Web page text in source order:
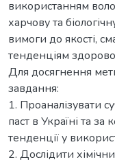
використанням
харчову та
вимоги до якості,
тенденціям
Для досягнення
завдання:
1. Проаналізувати
паст в Україні та
тенденції у
2. Дослідити